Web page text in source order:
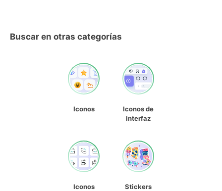
Buscar en otras categorías
Iconos
Iconos de
interfaz
Iconos
Stickers